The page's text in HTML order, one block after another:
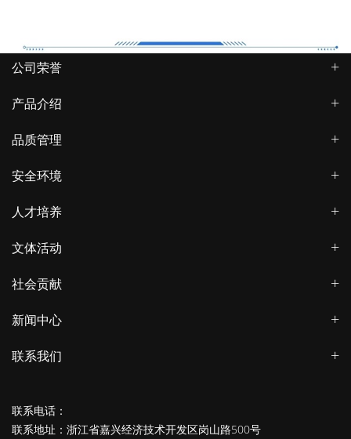
公司荣誉
产品介绍
品质管理
安全环境
人才培养
文体活动
社会贡献
新闻中心
联系我们
联系电话：
联系地址：浙江省嘉兴经济技术开发区岗山路500号